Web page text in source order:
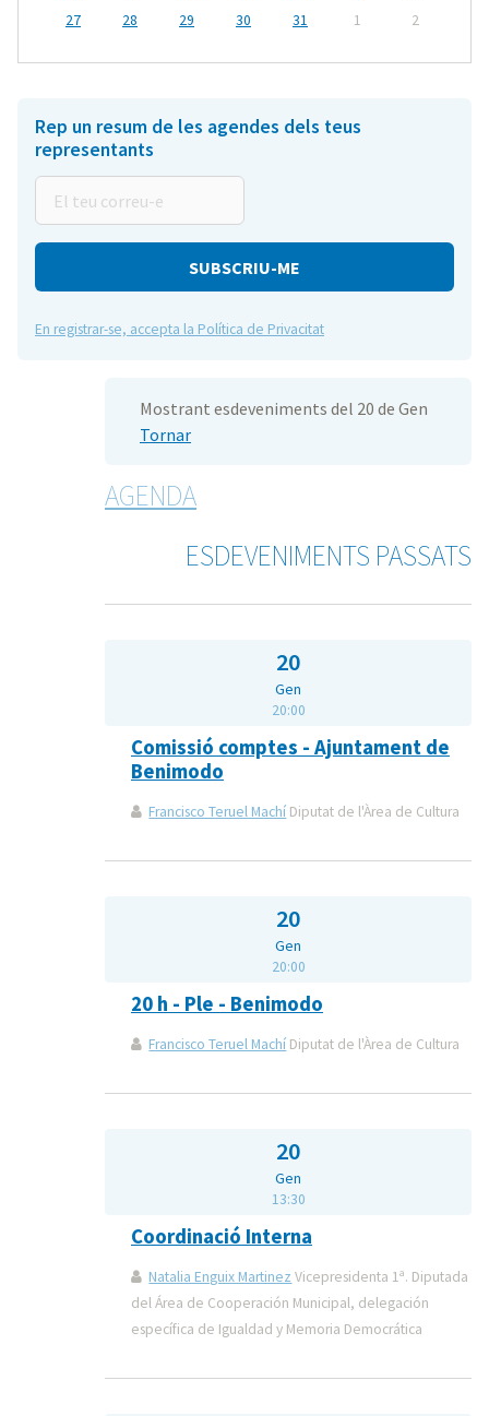
27
28 29 30 31 1 2
Rep un resum de les agendes dels teus
representants
teu
correu-
En registrar-se, accepta la Política de Privacitat
Mostrant esdeveniments del 20 de Gen
Tornar
AGENDA
ESDEVENIMENTS PASSATS
20
Gen
20:00
Comissió comptes - Ajuntament de
Benimodo
Francisco Teruel Machí Diputat de l'Àrea de Cultura
20
Gen
20:00
20 h - Ple - Benimodo
Francisco Teruel Machí Diputat de l'Àrea de Cultura
20
Gen
13:30
Coordinació Interna
Natalia Enguix Martinez Vicepresidenta 1ª. Diputada
del Área de Cooperación Municipal, delegación
específica de Igualdad y Memoria Democrática